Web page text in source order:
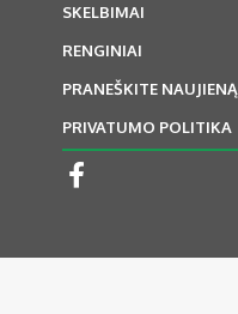
SKELBIMAI
RENGINIAI
PRANEŠKITE NAUJIENĄ
PRIVATUMO POLITIKA